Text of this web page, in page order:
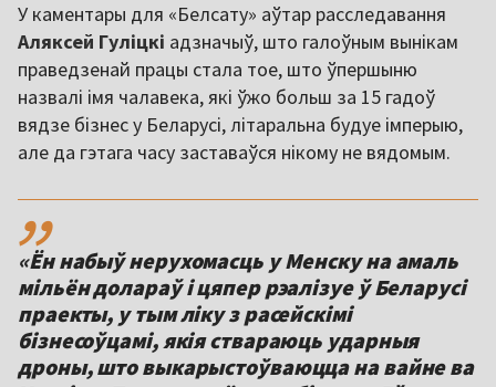
У каментары для «Белсату» аўтар расследавання
Аляксей Гуліцкі адзначыў, што галоўным вынікам
праведзенай працы стала тое, што ўпершыню
назвалі імя чалавека, які ўжо больш за 15 гадоў
вядзе бізнес у Беларусі, літаральна будуе імперыю,
але да гэтага часу заставаўся нікому не вядомым.
,,
«Ён набыў нерухомасць у Менску на амаль
мільён долараў і цяпер рэалізуе ў Беларусі
праекты, у тым ліку з расейскімі
бізнесоўцамі, якія ствараюць ударныя
дроны, што выкарыстоўваюцца на вайне ва